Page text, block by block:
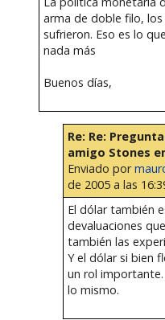
arma de doble filo,
sufrieron. Eso es lo
nada más
Buenos días,
Re: Re:
amigo Stones
Enviado por
de 2005 a las
El dólar también
devaluaciones
también las
Y el dólar si bien
un rol
lo mismo.